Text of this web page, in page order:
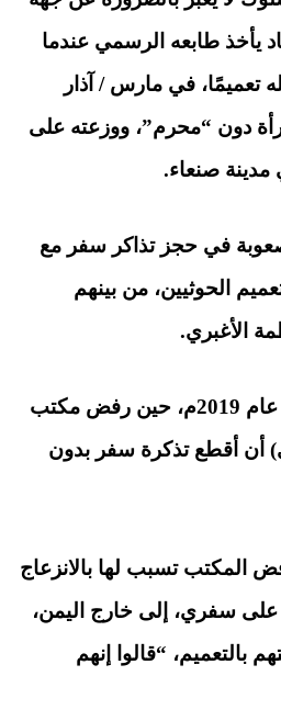
يأخذ طابعه الرسمي عندما
تعميمًا، في مارس / آذار
دون “محرم”، ووزعته على
صنعاء.
في حجز تذاكر سفر مع
الحوثيين، من بينهم
الأغبري.
2019م، حين رفض مكتب
أن أقطع تذكرة سفر بدون
المكتب تسبب لها بالانزعاج
على سفري، إلى خارج اليمن،
بالتعميم، “قالوا إنهم